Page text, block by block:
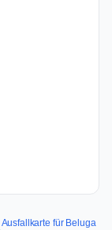
Ausfallkarte für Beluga